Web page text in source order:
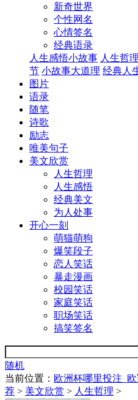
新奇世界
个性网名
心情签名
经典语录
人生感悟小故事 人生哲理
节 小故事大道理 经典人
图片
语录
随笔
诗歌
励志
唯美句子
美文欣赏
人生哲理
人生感悟
经典美文
为人处事
开心一刻
萌猫萌狗
爆笑段子
恋人笑话
暴走漫画
校园笑话
家庭笑话
职场笑话
搞笑签名
随机
当前位置： 欧洲杯哪里投注_
荐 > 美文欣赏 > 人生哲理 >